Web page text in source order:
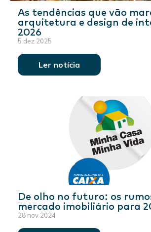
As tendências que vão
arquitetura e design de
2026
5 dez 2025
Ler notícia
De olho no futuro: os
mercado imobiliário para
28 nov 2024